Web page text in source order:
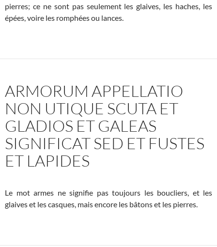
pierres; ce ne sont pas seulement les glaives, les haches, les
épées, voire les romphées ou lances.
ARMORUM APPELLATIO
NON UTIQUE SCUTA ET
GLADIOS ET GALEAS
SIGNIFICAT SED ET FUSTES
ET LAPIDES
Le mot armes ne signifie pas toujours les boucliers, et les
glaives et les casques, mais encore les bâtons et les pierres.